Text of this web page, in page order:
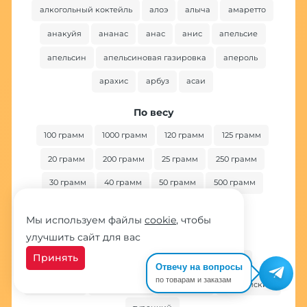
Мы используем файлы cookie, чтобы
улучшить сайт для вас
Принять
алкогольный коктейль алоэ алыча амаретто
анакуйя ананас анас анис апельсие
апельсин апельсиновая газировка апероль
арахис арбуз асаи
По весу
100 грамм 1000 грамм 120 грамм 125 грамм
20 грамм 200 грамм 25 грамм 250 грамм
30 грамм 40 грамм 50 грамм 500 грамм
По стране
американский арабский
иорданский немецкий российский
Отвечу на вопросы
по товарам и заказам